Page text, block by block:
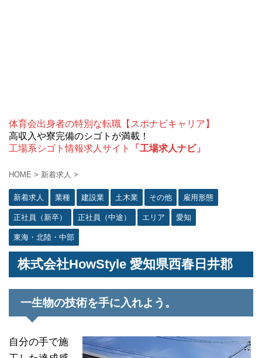
体育会出身者の特別な転職【スポナビキャリア】
高収入や寮完備のシゴトが満載！
工場系シゴト情報求人サイト
「工場求人ナビ」
HOME > 新着求人 >
新着求人 業種 建設業 土木業 その他 雇用形態
正社員（新卒） 正社員（中途） エリア 愛知
東海・北陸・中部
株式会社HowStyle 愛知県西春日井郡
一生物の技術を手に入れよう。
自分の手で施